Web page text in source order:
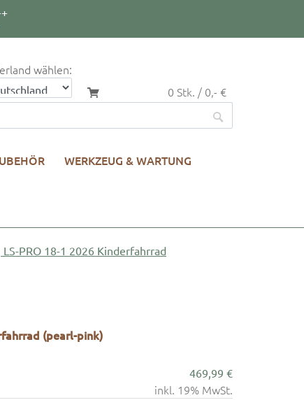
wählen:
0 Stk. / 0,- €
WERKZEUG & WARTUNG
LS-PRO 18-1 2026 Kinderfahrrad
(pearl-pink)
469,99 €
inkl. 19% MwSt.